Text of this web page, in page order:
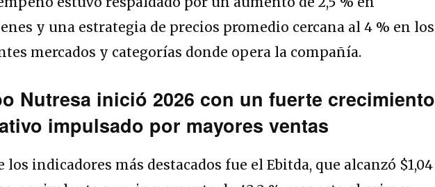
y una estrategia de precios promedio cercana al 4 % en los
mercados y categorías donde opera la compañía.
Nutresa inició 2026 con un fuerte crecimiento
impulsado por mayores ventas
los indicadores más destacados fue el Ebitda, que alcanzó $1,04